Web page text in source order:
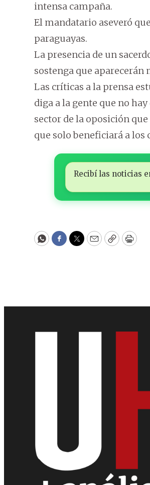
intensa campaña.
El mandatario aseveró
paraguayas.
La presencia de un
sostenga que aparecerán
Las críticas a la prensa
diga a la gente que no
sector de la oposición
que solo beneficiará a los
Recibí las noticias
WhatsApp
Facebook
Twitter
EmailCopyPrint